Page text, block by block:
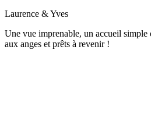
Laurence & Yves
Une vue imprenable, un accueil simple
aux anges et prêts à revenir !